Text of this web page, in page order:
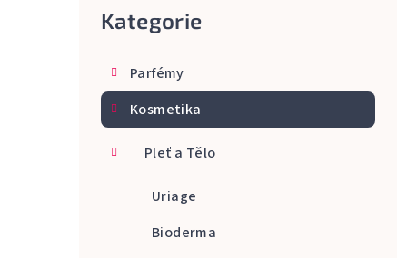
Přeskočit
kategorie
Kategorie
Parfémy
Kosmetika
Pleť a Tělo
Uriage
Bioderma